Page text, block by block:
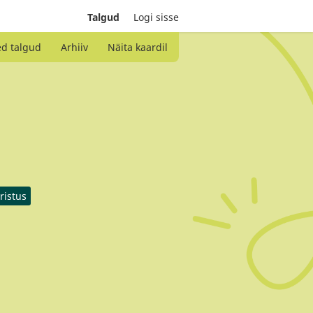
Talgud Logi sisse
talgud Arhiiv Näita kaardil